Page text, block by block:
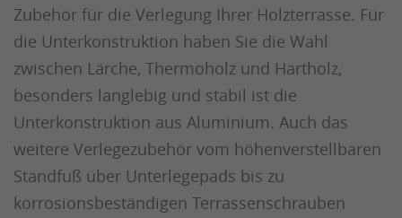
Zubehör für die Verlegung Ihrer Holzterrasse. Für
die Unterkonstruktion haben Sie die Wahl
zwischen Lärche, Thermoholz und Hartholz,
besonders langlebig und stabil ist die
Unterkonstruktion aus Aluminium. Auch das
weitere Verlegezubehör vom höhenverstellbaren
Standfuß über Unterlegepads bis zu
korrosionsbeständigen Terrassenschrauben